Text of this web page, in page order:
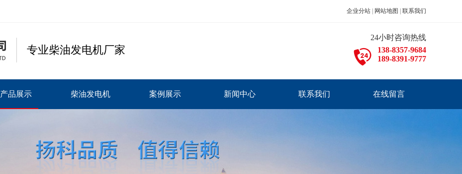
企业分站 网站地图 联系我们
专业柴油发电机厂家
24小时咨询热线
138-8357-9684
189-8391-9777
产品展示 柴油发电机 案例展示 新闻中心 联系我们 在线留言